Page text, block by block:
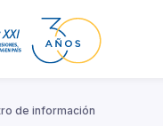
de información